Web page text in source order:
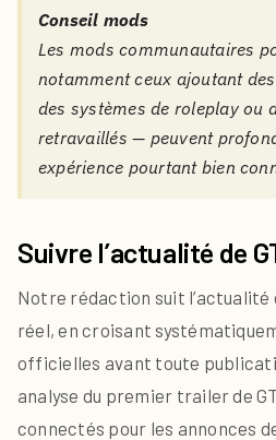
Conseil mods
Les mods communautaires
notamment ceux ajoutant
des systèmes de roleplay ou
retravaillés — peuvent
expérience pourtant bien
Suivre l’actualité de
Notre rédaction suit l’actualité
réel, en croisant
officielles avant toute
analyse du premier trailer de
connectés pour les annonces